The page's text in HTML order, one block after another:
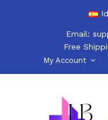
Email:
Free
My Account